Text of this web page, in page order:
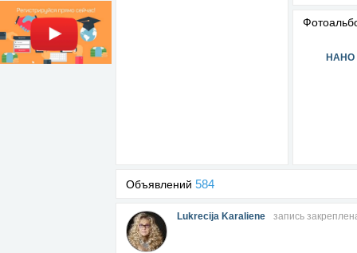
НАНО
Объявлений 584
Lukrecija Karaliene запись